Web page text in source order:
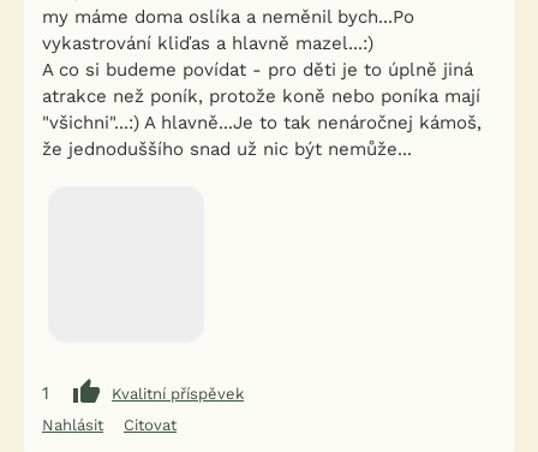
my máme doma oslíka a neměnil bych...Po
vykastrování kliďas a hlavně mazel...:)
A co si budeme povídat - pro děti je to úplně jiná
atrakce než poník, protože koně nebo poníka mají
"všichni"...:) A hlavně...Je to tak nenáročnej kámoš,
že jednoduššího snad už nic být nemůže...
1
Kvalitní příspěvek
Nahlásit
Citovat